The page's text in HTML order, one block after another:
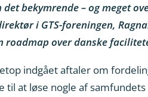
bekymrende – og meget
i GTS-foreningen,
over danske
indgået aftaler om
at løse nogle af